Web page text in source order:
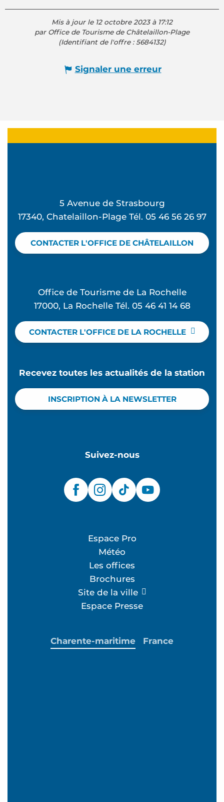
Mis à jour le 12 octobre 2023 à 17:12
par Office de Tourisme de Châtelaillon-Plage
(Identifiant de l'offre :5684132)
Signaler une erreur
5 Avenue de Strasbourg
17340, Chatelaillon-Plage Tél. 05 46 56 26 97
CONTACTER L'OFFICE DE CHÂTELAILLON
Office de Tourisme de La Rochelle
17000, La Rochelle Tél. 05 46 41 14 68
CONTACTER L'OFFICE DE LA ROCHELLE
Recevez toutes les actualités de la station
INSCRIPTION À LA NEWSLETTER
Suivez-nous
Espace Pro
Météo
Les offices
Brochures
Site de la ville
Espace Presse
Charente-maritime France